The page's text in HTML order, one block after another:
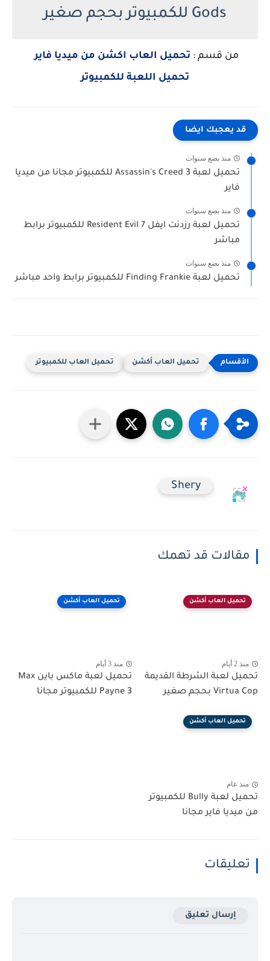
Gods للكمبيوتر بحجم صغير
من قسم : تحميل العاب اكشن من ميديا فاير
تحميل اللعبة للكمبيوتر
قد يعجبك ايضا
منذ بضع سنوات
تحميل لعبة Assassin's Creed 3 للكمبيوتر مجانا من ميديا
فاير
منذ بضع سنوات
تحميل لعبة رزدنت ايفل Resident Evil 7 للكمبيوتر برابط
مباشر
منذ بضع سنوات
تحميل لعبة Finding Frankie للكمبيوتر برابط واحد مباشر
تحميل العاب أكشن تحميل العاب للكمبيوتر
Shery
مقالات قد تهمك
تحميل العاب أكشن
منذ 2 أيام
تحميل لعبة الشرطة القديمة
Virtua Cop بحجم صغير
تحميل العاب أكشن
منذ 3 أيام
تحميل لعبة ماكس باين Max
Payne 3 للكمبيوتر مجانا
تحميل العاب أكشن
منذ عام
تحميل لعبة Bully للكمبيوتر
من ميديا فاير مجانا
تعليقات
إرسال تعليق